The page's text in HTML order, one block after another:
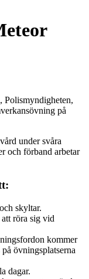
Polismyndigheten,
på
under svåra
och förband arbetar
skyltar.
röra sig vid
kommer
övningsplatserna
dagar.